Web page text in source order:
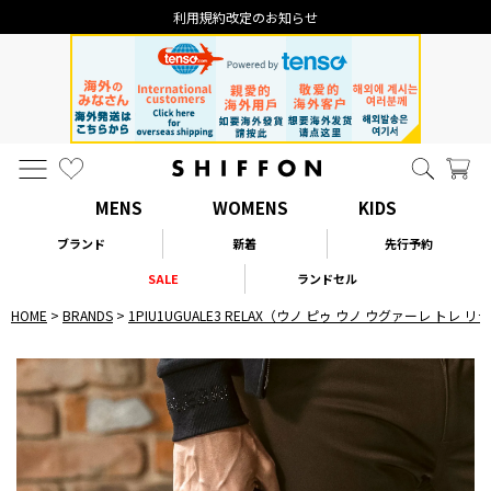
利用規約改定のお知らせ
MENS WOMENS KIDS
ブランド 新着
先行予約
SALE
ランドセル
HOME BRANDS 1PIU1UGUALE3 RELAX（ウノ ピゥ ウノ ウグァーレ トレ リ